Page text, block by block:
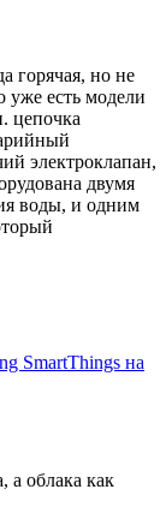
горячая, но не
уже есть модели
цепочка
электроклапан,
двумя
воды, и одним
SmartThings на
а облака как